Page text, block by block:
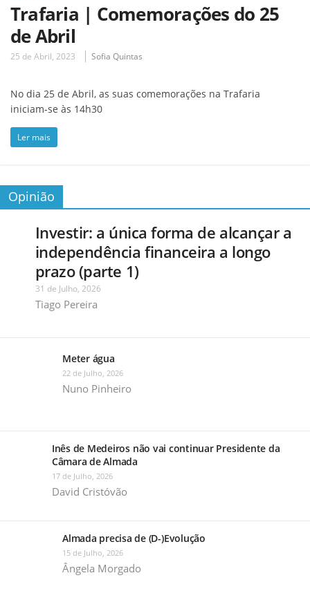
Trafaria | Comemorações do 25
de Abril
25 de Abril, 2023 Sofia Quintas
No dia 25 de Abril, as suas comemorações na Trafaria
iniciam-se às 14h30
Ler mais
Opinião
Investir: a única forma de alcançar a
independência financeira a longo
prazo (parte 1)
31 de Julho, 2026
Tiago Pereira
Meter água
22 de Julho, 2026
Nuno Pinheiro
Inês de Medeiros não vai continuar Presidente da
Câmara de Almada
17 de Julho, 2026
David Cristóvão
Almada precisa de (D-)Evolução
15 de Julho, 2026
Ângela Morgado